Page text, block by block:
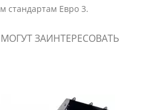
стандартам Евро 3.
ЗАИНТЕРЕСОВАТЬ